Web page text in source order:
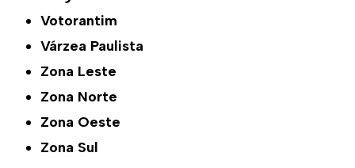
Votorantim
Várzea Paulista
Zona Leste
Zona Norte
Zona Oeste
Zona Sul